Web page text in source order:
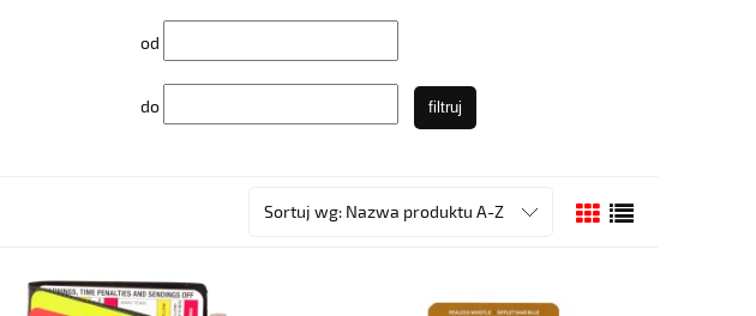
od
do filtruj
Sortuj wg: Nazwa produktu A-Z